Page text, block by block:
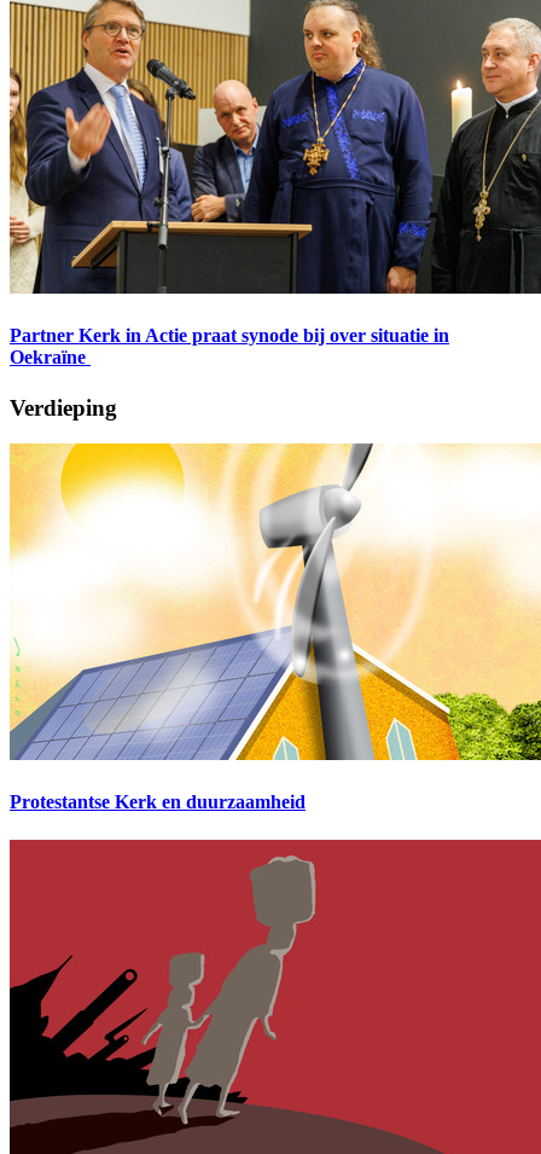
Partner Kerk in Actie praat synode bij over situatie in
Oekraïne
Verdieping
Protestantse Kerk en duurzaamheid